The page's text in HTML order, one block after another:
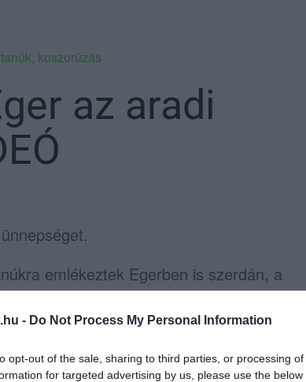
- Do Not Process My Personal Information
opt-out of the sale, sharing to third parties, or processing
for targeted advertising by us, please use the
, koszorúzás
az aradi
emlékeztek Egerben is szerdán, a
ezredesnek a szobránál. A Lenkey
az emlékezés koszorúit helyezték
megyei képviselete, civil szervezetek,